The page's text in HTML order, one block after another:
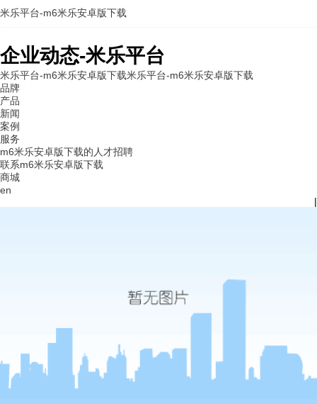
企业动态-米乐平台
米乐平台-m6米乐安卓版下载米乐平台-m6米乐安卓版下载
品牌
产品
新闻
案例
服务
m6米乐安卓版下载的人才招聘
联系m6米乐安卓版下载
商城
en
|
米乐平台-m6米乐安卓版下载